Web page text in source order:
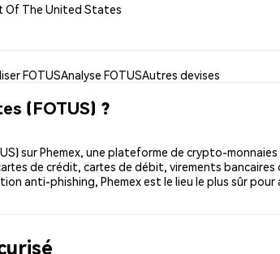
Of The United States
FOTUSAnalyse FOTUSAutres devises
(FOTUS) ?
sur Phemex, une plateforme de crypto-
de crédit, cartes de débit, virements
anti-phishing, Phemex est le lieu le plus sûr